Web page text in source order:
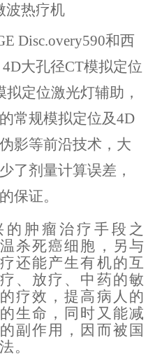
波热疗机
Disc.overy590和西
大孔径CT模拟定位
定位激光灯辅助，
常规模拟定位及4D
影等前沿技术，大
了剂量计算误差，
保证。
肿瘤治疗手段之
杀死癌细胞，另与
还能产生有机的互
、放疗、中药的敏
疗效，提高病人的
生命，同时又能减
副作用，因而被国
。